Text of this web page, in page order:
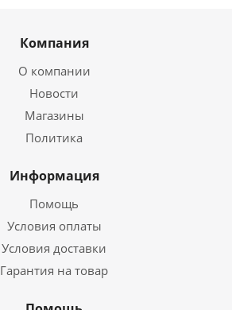
Компания
О компании
Новости
Магазины
Политика
Информация
Помощь
Условия оплаты
Условия доставки
Гарантия на товар